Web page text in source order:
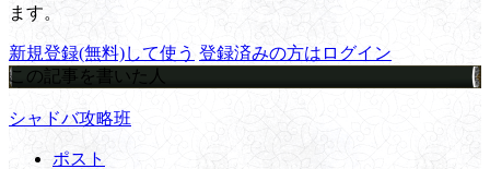
ます。
新規登録(無料)して使う 登録済みの方はログイン
この記事を書いた人
シャドバ攻略班
ポスト